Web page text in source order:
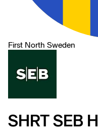
First North Sweden
SHRT SEB H